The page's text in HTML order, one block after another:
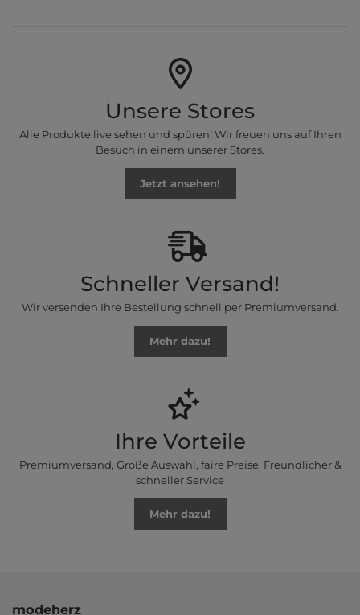
Unsere Stores
Alle Produkte live sehen und spüren! Wir freuen uns auf Ihren
Besuch in einem unserer Stores.
Jetzt ansehen!
Schneller Versand!
Wir versenden Ihre Bestellung schnell per Premiumversand.
Mehr dazu!
Ihre Vorteile
Premiumversand, Große Auswahl, faire Preise, Freundlicher &
schneller Service
Mehr dazu!
modeherz